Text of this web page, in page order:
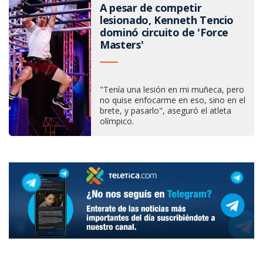
A pesar de competir
lesionado, Kenneth Tencio
dominó circuito de 'Force
Masters'
"Tenía una lesión en mi muñeca, pero
no quise enfocarme en eso, sino en el
brete, y pasarlo", aseguró el atleta
olímpico.